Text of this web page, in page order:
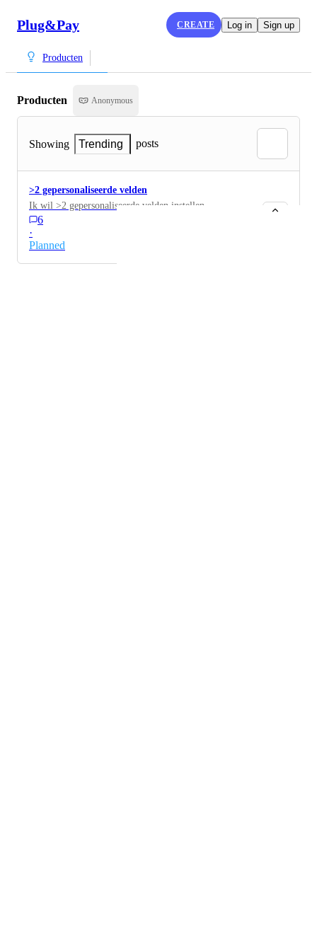
Plug&Pay CREATE Log in Sign up
Producten
Producten Anonymous
Showing Trending posts
>2 gepersonaliseerde velden
Ik wil >2 gepersonaliseerde velden instellen.
6
·
Planned